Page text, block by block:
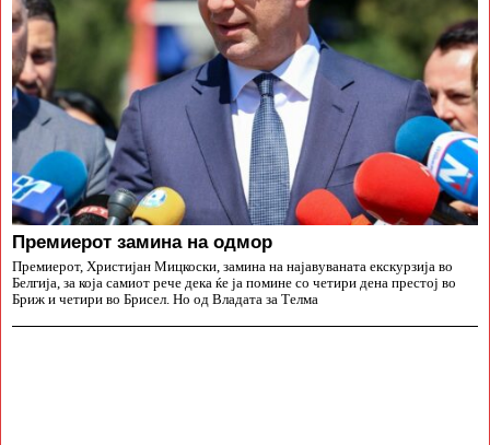
Премиерот замина на одмор
Премиерот, Христијан Мицкоски, замина на најавуваната екскурзија во
Белгија, за која самиот рече дека ќе ја помине со четири дена престој во
Бриж и четири во Брисел. Но од Владата за Телма